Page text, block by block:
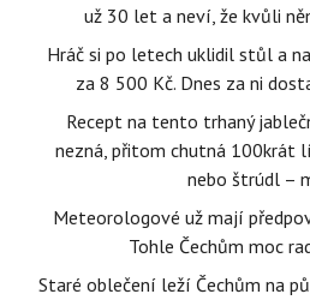
už 30 let a neví, že kvůli
Hráč si po letech uklidil stůl a
za 8 500 Kč. Dnes za ni
Recept na tento trhaný
nezná, přitom chutná 100krát
nebo štrúdl –
Meteorologové už mají
Tohle Čechům moc
Staré oblečení leží Čechům na